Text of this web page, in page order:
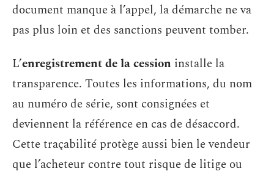
document manque à l’appel, la démarche ne va
pas plus loin et des sanctions peuvent tomber.
L’enregistrement de la cession installe la
transparence. Toutes les informations, du nom
au numéro de série, sont consignées et
deviennent la référence en cas de désaccord.
Cette traçabilité protège aussi bien le vendeur
que l’acheteur contre tout risque de litige ou